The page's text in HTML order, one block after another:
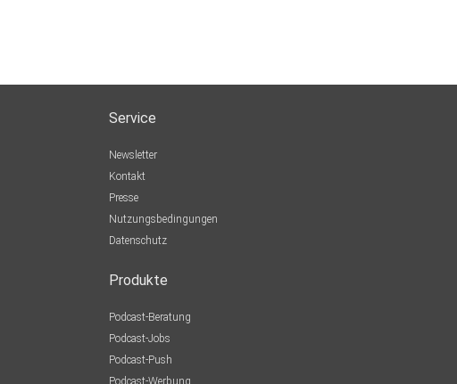
Service
Newsletter
Kontakt
Presse
Nutzungsbedingungen
Datenschutz
Produkte
Podcast-Beratung
Podcast-Jobs
Podcast-Push
Podcast-Werbung